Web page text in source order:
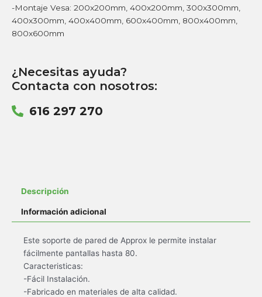
-Montaje Vesa: 200x200mm, 400x200mm, 300x300mm,
400x300mm, 400x400mm, 600x400mm, 800x400mm,
800x600mm
¿Necesitas ayuda?
Contacta con nosotros:
616 297 270
Descripción
Información adicional
Este soporte de pared de Approx le permite instalar
fácilmente pantallas hasta 80.
Caracteristicas:
-Fácil Instalación.
-Fabricado en materiales de alta calidad.